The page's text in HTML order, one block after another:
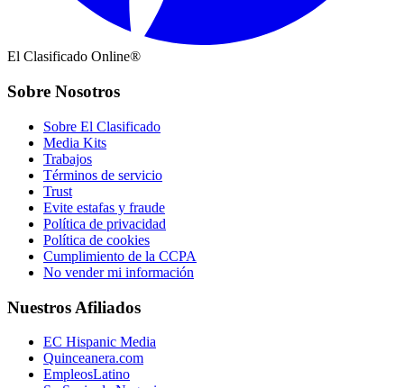
El Clasificado Online®
Sobre Nosotros
Sobre El Clasificado
Media Kits
Trabajos
Términos de servicio
Trust
Evite estafas y fraude
Política de privacidad
Política de cookies
Cumplimiento de la CCPA
No vender mi información
Nuestros Afiliados
EC Hispanic Media
Quinceanera.com
EmpleosLatino